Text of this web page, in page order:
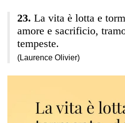
La vita è lotta e
amore e sacrificio,
tempeste.
(Laurence Olivier)